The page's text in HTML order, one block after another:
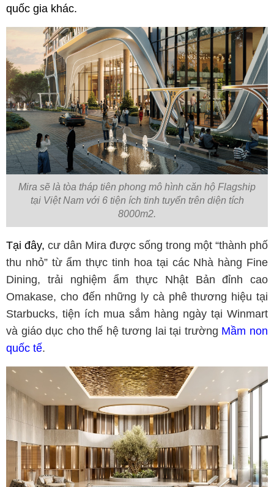
quốc gia khác.
Mira sẽ là tòa tháp tiên phong mô hình căn hộ Flagship
tại Việt Nam với 6 tiện ích tinh tuyển trên diện tích
8000m2.
Tại đây, cư dân Mira được sống trong một “thành phố
thu nhỏ” từ ẩm thực tinh hoa tại các Nhà hàng Fine
Dining, trải nghiệm ẩm thực Nhật Bản đỉnh cao
Omakase, cho đến những ly cà phê thương hiệu tại
Starbucks, tiện ích mua sắm hàng ngày tại Winmart
và giáo dục cho thế hệ tương lai tại trường Mầm non
quốc tế.